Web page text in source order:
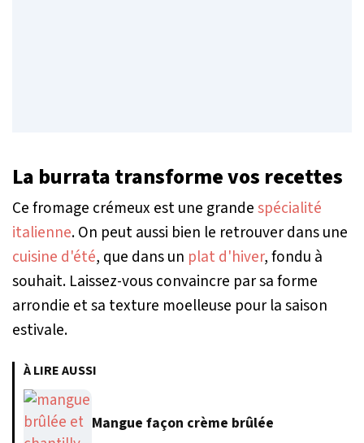
La burrata transforme vos recettes
Ce fromage crémeux est une grandespécialité
italienne. On peut aussi bien le retrouver dans une
cuisine d'été, que dans un plat d'hiver, fondu à
souhait. Laissez-vous convaincre par sa forme
arrondie et sa texture moelleuse pour la saison
estivale.
À LIRE AUSSI
Mangue façon crème brûlée